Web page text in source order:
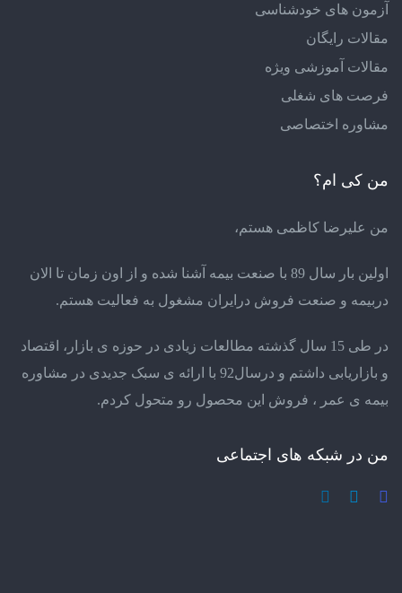
آزمون های خودشناسی
مقالات رایگان
مقالات آموزشی ویژه
فرصت های شغلی
مشاوره اختصاصی
من کی ام؟
من علیرضا کاظمی هستم،
اولین بار سال 89 با صنعت بیمه آشنا شده و از اون زمان تا الان
دربیمه و صنعت فروش درایران مشغول به فعالیت هستم.
در طی 15 سال گذشته مطالعات زیادی در حوزه ی بازار، اقتصاد
و بازاریابی داشتم و درسال92 با ارائه ی سبک جدیدی در مشاوره
بیمه ی عمر ، فروش این محصول رو متحول کردم.
من در شبکه های اجتماعی